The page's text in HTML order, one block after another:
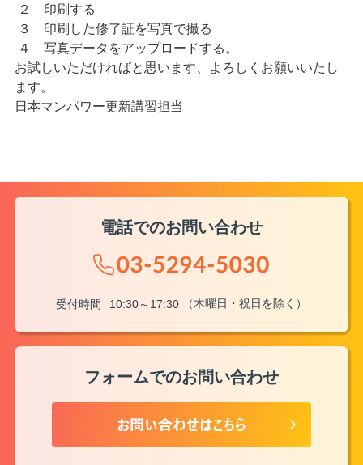
２ 印刷する
３ 印刷した修了証を写真で撮る
４ 写真データをアップロードする。
お試しいただければと思います、よろしくお願いいたし
ます。
日本マンパワー更新講習担当
電話でのお問い合わせ
受付時間 10:30～17:30 （木曜日・祝日を除く）
フォームでのお問い合わせ